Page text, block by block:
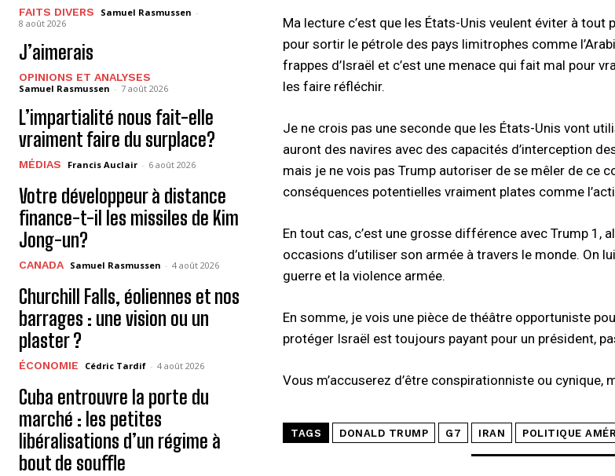
FAITS DIVERS Samuel Rasmussen -
8 août 2026
J’aimerais
OPINIONS ET ANALYSES
Samuel Rasmussen - 7 août 2026
L’impartialité nous fait-elle
vraiment faire du surplace?
MÉDIAS Francis Auclair - 6 août 2026
Votre développeur à distance
finance-t-il les missiles de Kim
Jong-un?
CANADA Samuel Rasmussen - 4 août 2026
Churchill Falls, éoliennes et nos
barrages : une vision ou un
plaster ?
ÉCONOMIE Cédric Tardif - 4 août 2026
Cuba entrouvre la porte du
marché : les petites
libéralisations d’un régime à
bout de souffle
Ma lecture c’est que les États-Unis veulent éviter à
pour sortir le pétrole des pays limitrophes comme
frappes d’Israël et c’est une menace qui fait mal pour
les faire réfléchir.
Je ne crois pas une seconde que les États-Unis vont
auront des navires avec des capacités d’interception
mais je ne vois pas Trump autoriser de se mêler de ce
conséquences potentielles vraiment plates comme
En tout cas, c’est une grosse différence avec Trump
occasions d’utiliser son armée à travers le monde. On
guerre et la violence armée.
En somme, je vois une pièce de théâtre opportuniste
protéger Israël est toujours payant pour un président,
Vous m’accuserez d’être conspirationniste ou
TAGS DONALD TRUMP G7 IRAN POLITIQUE